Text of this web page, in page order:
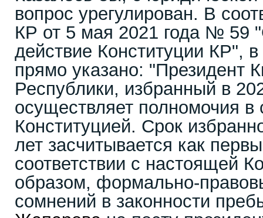
вопрос урегулирован. В
КР от 5 мая 2021 года № 59
действие Конституции КР", в
прямо указано: "Президент
Республики, избранный в
осуществляет полномочия в
Конституцией. Срок
лет засчитывается как
соответствии с настоящей
образом, формально-
сомнений в законности